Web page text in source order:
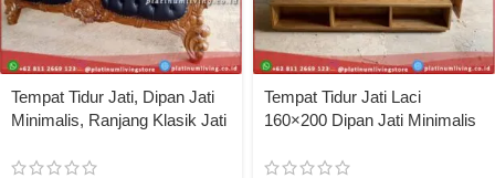
Tempat Tidur Jati, Dipan Jati
Minimalis, Ranjang Klasik Jati
Furniture Indonesia
Tempat Tidur Jati Laci
160×200 Dipan Jati Minimalis
Platinumliving Furniture